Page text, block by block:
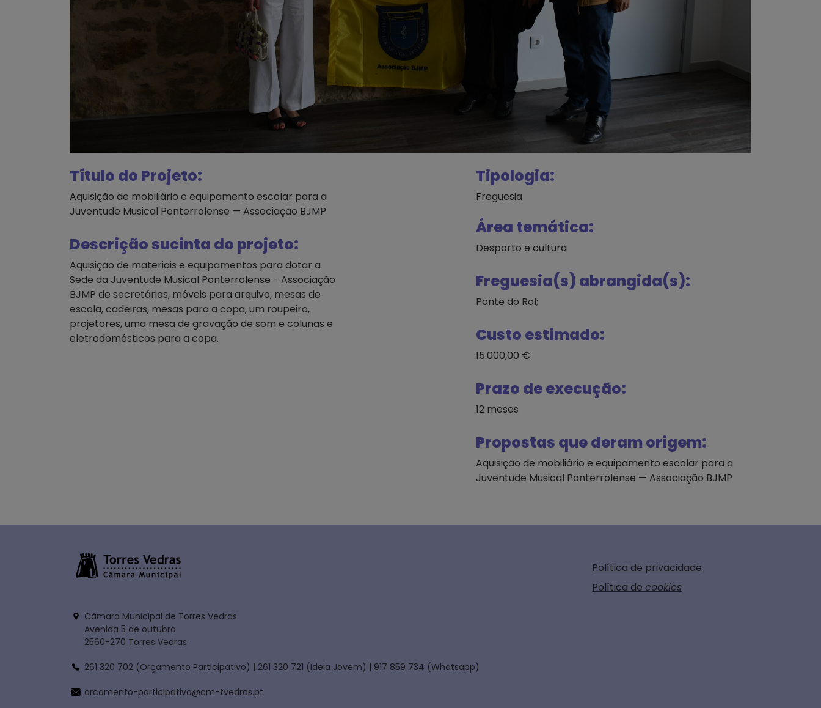
Título do Projeto:
Aquisição de mobiliário e equipamento escolar para a
Juventude Musical Ponterrolense — Associação BJMP
Descrição sucinta do projeto:
Aquisição de materiais e equipamentos para dotar a
Sede da Juventude Musical Ponterrolense - Associação
BJMP de secretárias, móveis para arquivo, mesas de
escola, cadeiras, mesas para a copa, um roupeiro,
projetores, uma mesa de gravação de som e colunas e
eletrodomésticos para a copa.
Tipologia:
Freguesia
Área temática:
Desporto e cultura
Freguesia(s) abrangida(s):
Ponte do Rol;
Custo estimado:
15.000,00 €
Prazo de execução:
12 meses
Propostas que deram origem:
Aquisição de mobiliário e equipamento escolar para a
Juventude Musical Ponterrolense — Associação BJMP
Câmara Municipal de Torres Vedras
Avenida 5 de outubro
2560-270 Torres Vedras
261 320 702 (Orçamento Participativo) | 261 320 721 (Ideia Jovem) | 917 859 734 (Whatsapp)
orcamento-participativo@cm-tvedras.pt
Política de privacidade
Política de cookies